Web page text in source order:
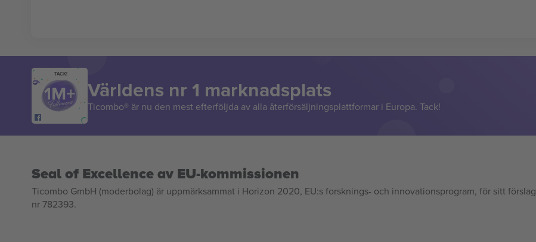
TACK!
Världens nr 1 marknadsplats
Ticombo® är nu den mest efterföljda av alla återförsäljningsplattformar i Europa. Tack!
Seal of Excellence av EU-kommissionen
Ticombo GmbH (moderbolag) är uppmärksammat i Horizon 2020, EU:s forsknings- och innovationsprogram, för sitt förslag
nr 782393.